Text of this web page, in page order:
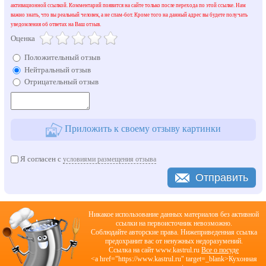
активационной ссылкой. Комментарий появится на сайте только после перехода по этой ссылке. Нам
важно знать, что вы реальный человек, а не спам-бот. Кроме того на данный адрес вы будете получать
уведомления об ответах на Ваш отзыв.
Оценка
Положительный отзыв
Нейтральный отзыв
Отрицательный отзыв
Приложить к своему отзыву картинки
Я согласен с условиями размещения отзыва
Отправить
Никакое использование данных материалов без активной
ссылки на первоисточник невозможно.
Соблюдайте авторские права. Нижеприведенная ссылка
предохранит вас от ненужных недоразумений.
Cсылка на сайт www.kastrul.ru Все о посуде
<a href="https://www.kastrul.ru" target=_blank>Кухонная